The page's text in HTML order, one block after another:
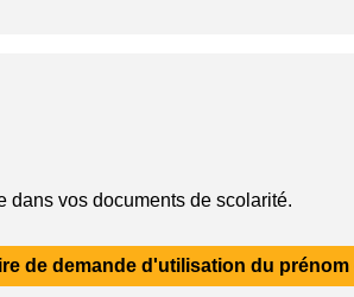
dans vos documents de scolarité.
de demande d'utilisation du